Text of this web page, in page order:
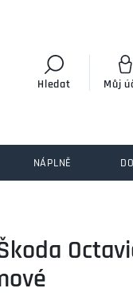
Hledat Můj
NÁPLNĚ